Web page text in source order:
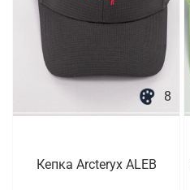
8
Кепка Arcteryx ALEB